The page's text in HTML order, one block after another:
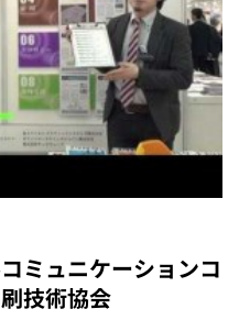
ミュニケーションコ
技術協会